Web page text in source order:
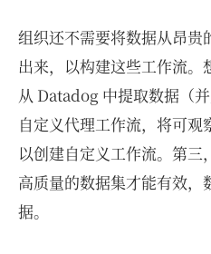
组织还不需要将数据从昂贵
出来，以构建这些工作流
从 Datadog 中提取数据（
自定义代理工作流，将可观
以创建自定义工作流。第三
高质量的数据集才能有效
据。